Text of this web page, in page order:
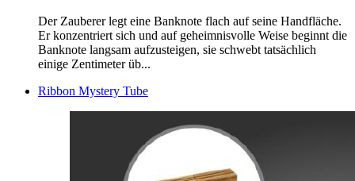
Der Zauberer legt eine Banknote flach auf seine Handfläche.
Er konzentriert sich und auf geheimnisvolle Weise beginnt die
Banknote langsam aufzusteigen, sie schwebt tatsächlich
einige Zentimeter üb...
Ribbon Mystery Tube